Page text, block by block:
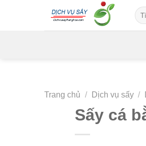
Trang chủ / Dịch vụ sấy /
Sấy cá